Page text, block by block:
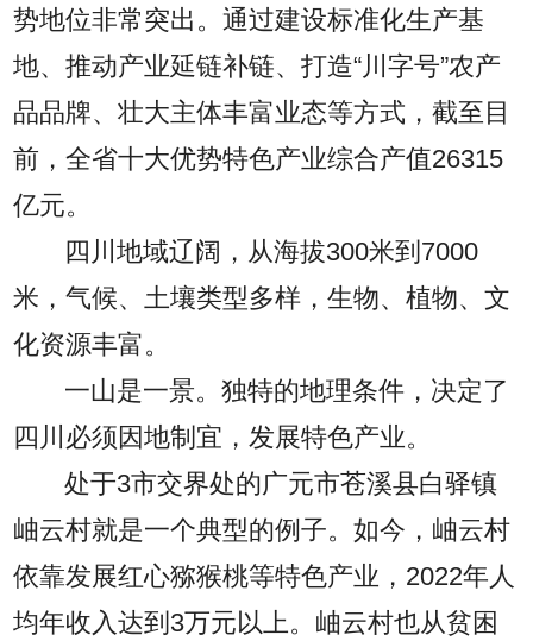
势地位非常突出。通过建设标准化生产基
地、推动产业延链补链、打造“川字号”农产
品品牌、壮大主体丰富业态等方式，截至目
前，全省十大优势特色产业综合产值26315
亿元。
四川地域辽阔，从海拔300米到7000
米，气候、土壤类型多样，生物、植物、文
化资源丰富。
一山是一景。独特的地理条件，决定了
四川必须因地制宜，发展特色产业。
处于3市交界处的广元市苍溪县白驿镇
岫云村就是一个典型的例子。如今，岫云村
依靠发展红心猕猴桃等特色产业，2022年人
均年收入达到3万元以上。岫云村也从贫困